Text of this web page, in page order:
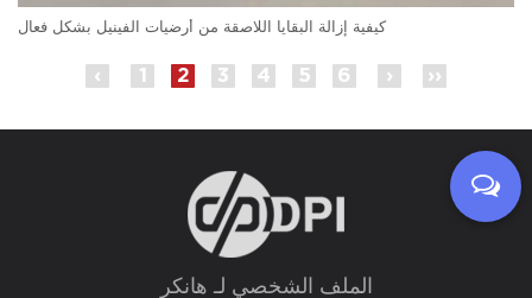
كيفية إزالة البقايا اللاصقة من أرضيات الفينيل بشكل فعال
‹ 1 2 3 4 5 6 › ››
الملف الشخصي لـ هانكر